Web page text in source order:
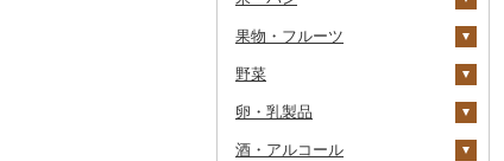
すき焼き
焼肉
牛タン
ハンバーグ
ローストビーフ
ビーフジャーキー
豚肉（精肉）
すき焼き
しゃぶしゃぶ
豚肉（加工品）
ハンバーグ
もつ鍋
鶏肉
鶏肉（精肉）
鹿肉
ズワイガニ
毛ガニ
かにしゃぶ
エビ
ボタンエビ
伊勢海老
いくら
うに
明太子・たらこ
米
無洗米
玄米
雑穀
餅
その他穀物加工品
果物・フルーツ
ぶどう・マスカット
巨峰
ナガノパープル
いちご
りんご
野菜
いも
じゃがいも
トマト
卵・乳製品
卵
酒・アルコール